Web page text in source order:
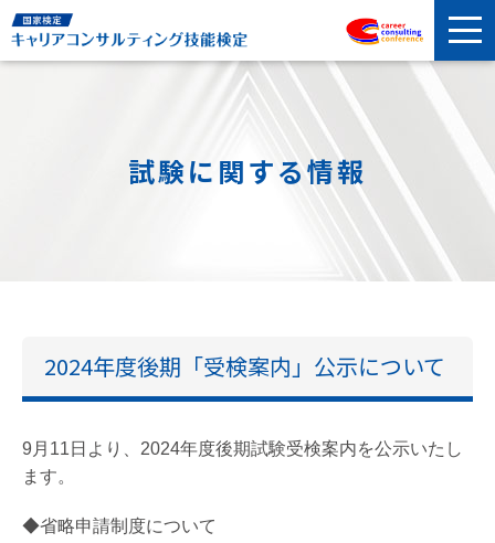
試験に関する情報
2024年度後期「受検案内」公示について
9月11日より、2024年度後期試験受検案内を公示いたし
ます。
◆省略申請制度について